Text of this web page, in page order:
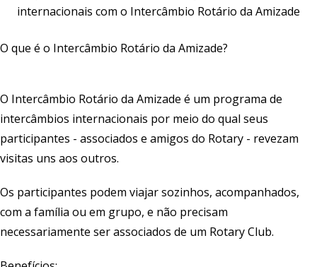
internacionais com o Intercâmbio Rotário da Amizade
O que é o Intercâmbio Rotário da Amizade?
O Intercâmbio Rotário da Amizade é um programa de
intercâmbios internacionais por meio do qual seus
participantes - associados e amigos do Rotary - revezam
visitas uns aos outros.
Os participantes podem viajar sozinhos, acompanhados,
com a família ou em grupo, e não precisam
necessariamente ser associados de um Rotary Club.